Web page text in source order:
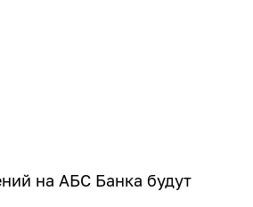
на АБС Банка будут